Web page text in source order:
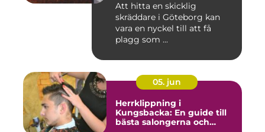
Att hitta en skicklig
skräddare i Göteborg kan
vara en nyckel till att få
plagg som ...
05. jun
Herrklippning i
Kungsbacka: En guide till
bästa salongerna och